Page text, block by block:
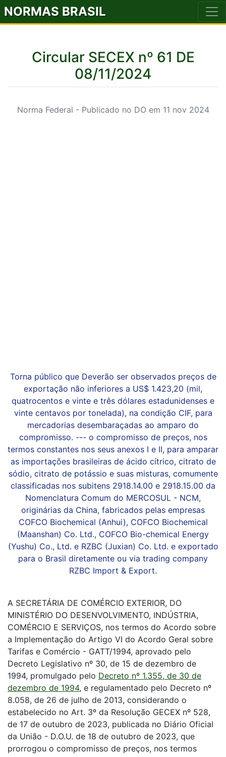
NORMAS BRASIL
Circular SECEX nº 61 DE
08/11/2024
Norma Federal - Publicado no DO em 11 nov 2024
Torna público que Deverão ser observados preços de
exportação não inferiores a US$ 1.423,20 (mil,
quatrocentos e vinte e três dólares estadunidenses e
vinte centavos por tonelada), na condição CIF, para
mercadorias desembaraçadas ao amparo do
compromisso. --- o compromisso de preços, nos
termos constantes nos seus anexos I e II, para amparar
as importações brasileiras de ácido cítrico, citrato de
sódio, citrato de potássio e suas misturas, comumente
classificadas nos subitens 2918.14.00 e 2918.15.00 da
Nomenclatura Comum do MERCOSUL - NCM,
originárias da China, fabricados pelas empresas
COFCO Biochemical (Anhui), COFCO Biochemical
(Maanshan) Co. Ltd., COFCO Bio-chemical Energy
(Yushu) Co., Ltd. e RZBC (Juxian) Co. Ltd. e exportado
para o Brasil diretamente ou via trading company
RZBC Import & Export.
A SECRETÁRIA DE COMÉRCIO EXTERIOR, DO
MINISTÉRIO DO DESENVOLVIMENTO, INDÚSTRIA,
COMÉRCIO E SERVIÇOS, nos termos do Acordo sobre
a Implementação do Artigo VI do Acordo Geral sobre
Tarifas e Comércio - GATT/1994, aprovado pelo
Decreto Legislativo nº 30, de 15 de dezembro de
1994, promulgado pelo Decreto nº 1.355, de 30 de
dezembro de 1994, e regulamentado pelo Decreto nº
8.058, de 26 de julho de 2013, considerando o
estabelecido no Art. 3º da Resolução GECEX nº 528,
de 17 de outubro de 2023, publicada no Diário Oficial
da União - D.O.U. de 18 de outubro de 2023, que
prorrogou o compromisso de preços, nos termos